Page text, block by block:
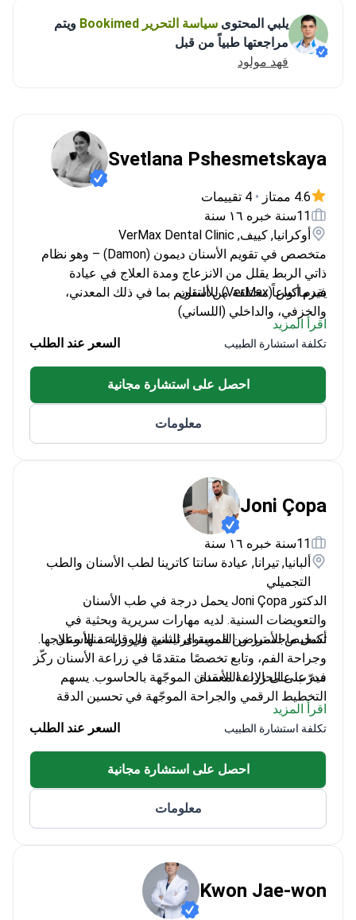
يلبي المحتوى سياسة التحرير Bookimed
ويتم
مراجعتها طبياً من قبل
فهد مولود
Svetlana Pshesmetskaya
4.6 ممتاز •
11سنة خبره ١٦ سنة
أوكرانيا, كييف, VerMax Dental Clinic
متخصص في تقويم الأسنان ديمون (Damon) – وهو نظام
ذاتي الربط يقلل من الانزعاج ومدة العلاج في عيادة
فيرماكس (VerMax) للأسنان.
يقدم أنواعاً مختلفة من التقويم بما في ذلك المعدني،
والخزفي، والداخلي (اللساني)
يوفر تقويم الأسنان للبالغين والمراهقين والأطفال
خبير في علاج العضة المفتوحة باستخدام حلول تقويم
الأسنان
يضع خطط علاج مخصصة لكل مريض
اقرأ المزيد
تكلفة استشارة الطبيب السعر عند الطلب
احصل على استشارة مجانية
معلومات
Joni Çopa
11سنة خبره ١٦ سنة
ألبانيا, تيرانا, عيادة سانتا كاترينا لطب الأسنان والطب
التجميلي
الدكتور Joni Çopa يحمل درجة في طب الأسنان
والتعويضات السنية. لديه مهارات سريرية وبحثية في
تشخيص الأمراض الفموية الرئيسية والوقاية منها وعلاجها.
أكمل ماجستير من المستوى الثاني في زراعة الأسنان
وجراحة الفم، وتابع تخصصًا متقدمًا في زراعة الأسنان ركّز
فيه على الحالات المعقدة.
مدرّب على زراعة الأسنان الموجّهة بالحاسوب. يسهم
التخطيط الرقمي والجراحة الموجّهة في تحسين الدقة
وقابلية التنبؤ، ويواكب المستجدات بحضور مؤتمرات
ودورات متقدمة في إيطاليا وألمانيا.
اقرأ المزيد
تكلفة استشارة الطبيب السعر عند الطلب
احصل على استشارة مجانية
معلومات
Kwon Jae-won